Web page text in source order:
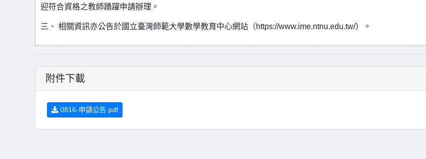
迎符合資格之教師踴躍申請辦理。
三、 相關資訊亦公告於國立臺灣師範大學數學教育中心網站（https://www.ime.ntnu.edu.tw/）。
附件下載
0816-申請公告.pdf